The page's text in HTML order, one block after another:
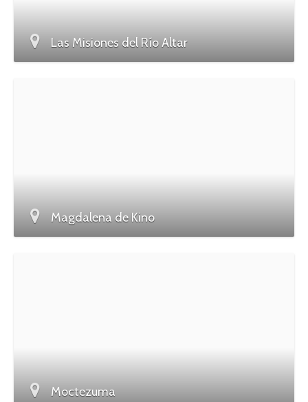
Las Misiones del Río Altar
Magdalena de Kino
Moctezuma